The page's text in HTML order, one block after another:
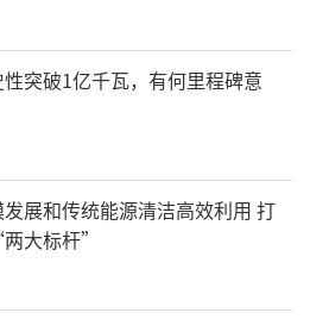
突破1亿千瓦，有何里程碑意
展和传统能源清洁高效利用 打
大标杆”